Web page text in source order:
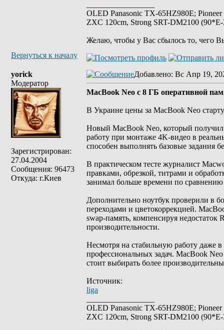
OLED Panasonic TX-65HZ980E;
ZXC 120cm, Strong SRT-DM2100
Желаю, чтобы у Вас сбылось то, чего
Вернуться к началу
yorick
Модератор
Зарегистрирован:
27.04.2004
Сообщения: 96473
Откуда: г.Киев
Добавлено: Вс Апр 19,
MacBook Neo с 8 ГБ оперативной
В Украине цены за MacBook Neo
Новый MacBook Neo, который
работу при монтаже 4K-видео в
способен выполнять базовые задания
В практическом тесте журналист
правками, обрезкой, титрами и
занимал больше времени по
Дополнительно ноутбук проверили в
переходами и цветокоррекцией.
swap-память, компенсируя
производительности.
Несмотря на стабильную работу даже
профессиональных задач. MacBook
стоит выбирать более
Источник:
liga
OLED Panasonic TX-65HZ980E;
ZXC 120cm, Strong SRT-DM2100